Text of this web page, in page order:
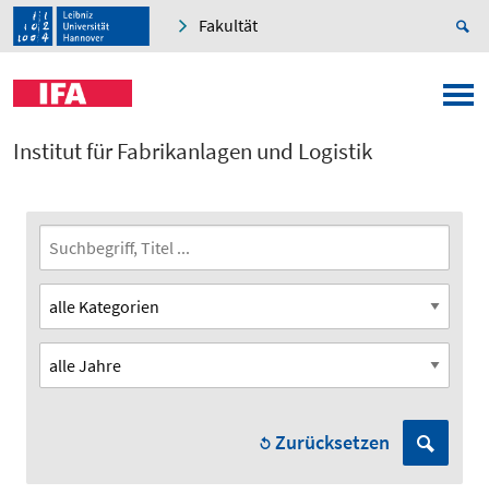
Fakultät
Institut für Fabrikanlagen und Logistik
Zurücksetzen